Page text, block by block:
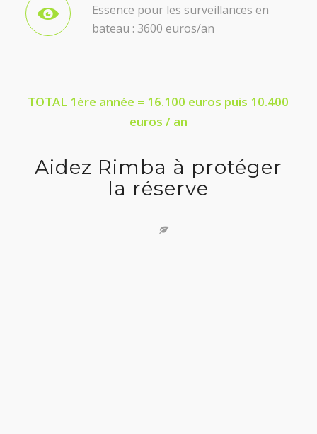
Essence pour les surveillances en
bateau : 3600 euros/an
TOTAL 1ère année = 16.100 euros puis 10.400
euros / an
Aidez Rimba à protéger
la réserve